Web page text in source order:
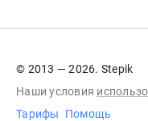
© 2013 — 2026. Stepik
Наши условия
Тарифы
Помощь